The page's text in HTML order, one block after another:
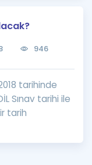
946
tarihinde
Sınav tarihi ile
tarih